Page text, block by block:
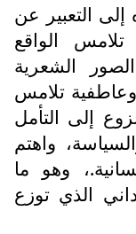
التعبير عن
الواقع
الشعرية
تلامس
إلى التأمل
واهتم
وهو ما
الذي توزع